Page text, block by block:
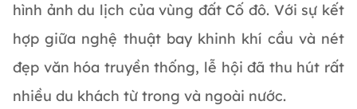
hình ảnh du lịch của vùng đất Cố đô. Với sự kết
hợp giữa nghệ thuật bay khinh khí cầu và nét
đẹp văn hóa truyền thống, lễ hội đã thu hút rất
nhiều du khách từ trong và ngoài nước.